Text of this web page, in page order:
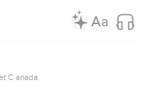
C anada.